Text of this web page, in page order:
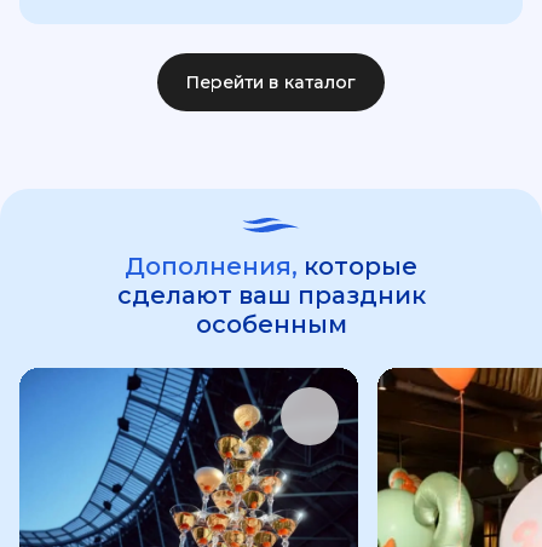
Перейти в каталог
Дополнения, которые
сделают ваш праздник
особенным